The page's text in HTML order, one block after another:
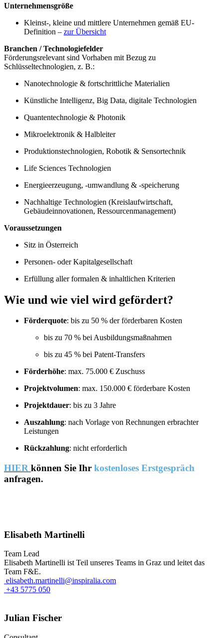
Unternehmensgröße
Kleinst-, kleine und mittlere Unternehmen gemäß EU-
Definition – zur Übersicht
Branchen / Technologiefelder
Förderungsrelevant sind Vorhaben mit Bezug zu
Schlüsseltechnologien, z. B.:
Nanotechnologie & fortschrittliche Materialien
Künstliche Intelligenz, Big Data, digitale Technologien
Quantentechnologie & Photonik
Mikroelektronik & Halbleiter
Produktionstechnologien, Robotik & Sensortechnik
Life Sciences Technologien
Energieerzeugung, -umwandlung & -speicherung
Nachhaltige Technologien (Kreislaufwirtschaft,
Gebäudeinnovationen, Ressourcenmanagement)
Voraussetzungen
Sitz in Österreich
Personen- oder Kapitalgesellschaft
Erfüllung aller formalen & inhaltlichen Kriterien
Wie und wie viel wird gefördert?
Förderquote: bis zu 50 % der förderbaren Kosten
bis zu 70 % bei Ausbildungsmaßnahmen
bis zu 45 % bei Patent-Transfers
Förderhöhe: max. 75.000 € Zuschuss
Projektvolumen: max. 150.000 € förderbare Kosten
Projektdauer: bis zu 3 Jahre
Auszahlung: nach Vorlage von Rechnungen erbrachter
Leistungen
Rückzahlung: nicht erforderlich
HIER können Sie Ihr kostenloses Erstgespräch
anfragen.
Elisabeth Martinelli
Team Lead
Elisabeth Martinelli ist Teil unseres Teams in Graz und leitet das
Team F&E.
elisabeth.martinelli@inspiralia.com
+43 5775 050
Julian Fischer